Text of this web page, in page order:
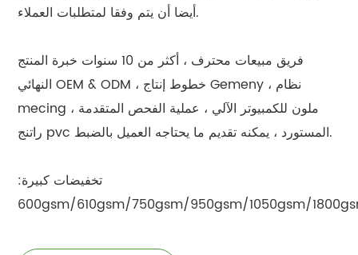
أيضا أن يتم وفقا لمتطلبات العملاء.
فريق مبيعات محترف ، أكثر من 10 سنوات خبرة المنتج
النهائي OEM & ODM ، خطوط إنتاج Gemeny ، نظام
mecing ملون للكمبيوتر الآلي ، عملية الفحص المتقدمة ،
راتنج pvc المستورد ، يمكنه تقديم ما يحتاجه العميل بالضبط.
تخفيضات كبيرة:
600gsm/610gsm/750gsm/950gsm/1050gsm/